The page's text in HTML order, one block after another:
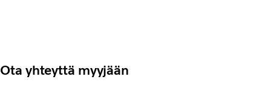
Ota yhteyttä myyjään